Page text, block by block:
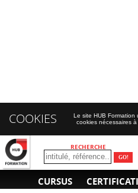
RECHERCHE
CURSUS
COOKIES
Le site HUB Formation
cookies nécessaires